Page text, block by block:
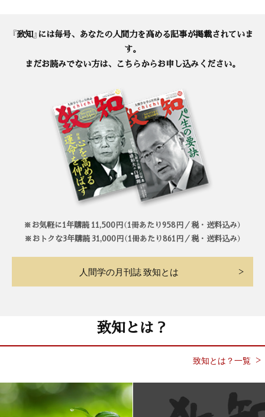
『致知』には毎号、あなたの人間力を高める記事が掲載されていま
す。
まだお読みでない方は、こちらからお申し込みください。
※お気軽に1年購読 11,500円（1冊あたり958円／税・送料込み）
※おトクな3年購読 31,000円（1冊あたり861円／税・送料込み）
人間学の月刊誌 致知とは
致知とは？
致知とは？一覧